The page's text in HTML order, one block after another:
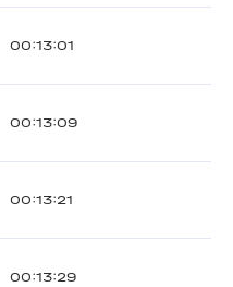
00:13:01
00:13:09
00:13:21
00:13:29